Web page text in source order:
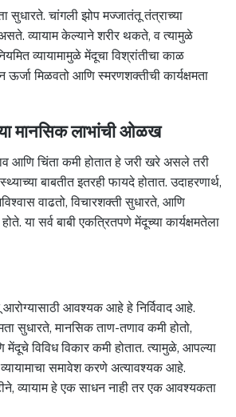
सुधारते. चांगली झोप मज्जातंतू तंत्राच्या
व्यायाम केल्याने शरीर थकते, व त्यामुळे
व्यायामामुळे मेंदूचा विश्रांतीचा काळ
ऊर्जा मिळवतो आणि स्मरणशक्तीची कार्यक्षमता
मानसिक लाभांची ओळख
आणि चिंता कमी होतात हे जरी खरे असले तरी
बाबतीत इतरही फायदे होतात. उदाहरणार्थ,
वाढतो, विचारशक्ती सुधारते, आणि
या सर्व बाबी एकत्रितपणे मेंदूच्या कार्यक्षमतेला
आरोग्यासाठी आवश्यक आहे हे निर्विवाद आहे.
सुधारते, मानसिक ताण-तणाव कमी होतो,
विविध विकार कमी होतात. त्यामुळे, आपल्या
समावेश करणे अत्यावश्यक आहे.
व्यायाम हे एक साधन नाही तर एक आवश्यकता